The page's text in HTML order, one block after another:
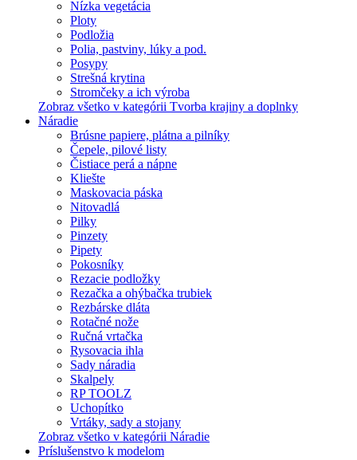
Nízka vegetácia
Ploty
Podložia
Polia, pastviny, lúky a pod.
Posypy
Strešná krytina
Stromčeky a ich výroba
Zobraz všetko v kategórii Tvorba krajiny a doplnky
Náradie
Brúsne papiere, plátna a pilníky
Čepele, pilové listy
Čistiace perá a nápne
Kliešte
Maskovacia páska
Nitovadlá
Pilky
Pinzety
Pipety
Pokosníky
Rezacie podložky
Rezačka a ohýbačka trubiek
Rezbárske dláta
Rotačné nože
Ručná vrtačka
Rysovacia ihla
Sady náradia
Skalpely
RP TOOLZ
Uchopítko
Vrtáky, sady a stojany
Zobraz všetko v kategórii Náradie
Príslušenstvo k modelom